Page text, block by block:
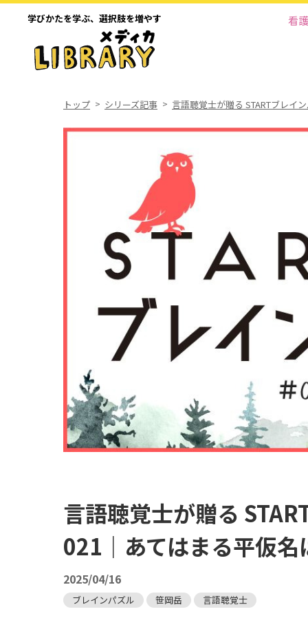
学びかたを学ぶ、 選択肢を増やす 看
トップ シリーズ記事 言語聴覚士が贈る STARTブレイ
言語聴覚士が贈る
021｜あてはまる平仮名
2025/04/16
ブレインパズル 笹岡岳 言語聴覚士